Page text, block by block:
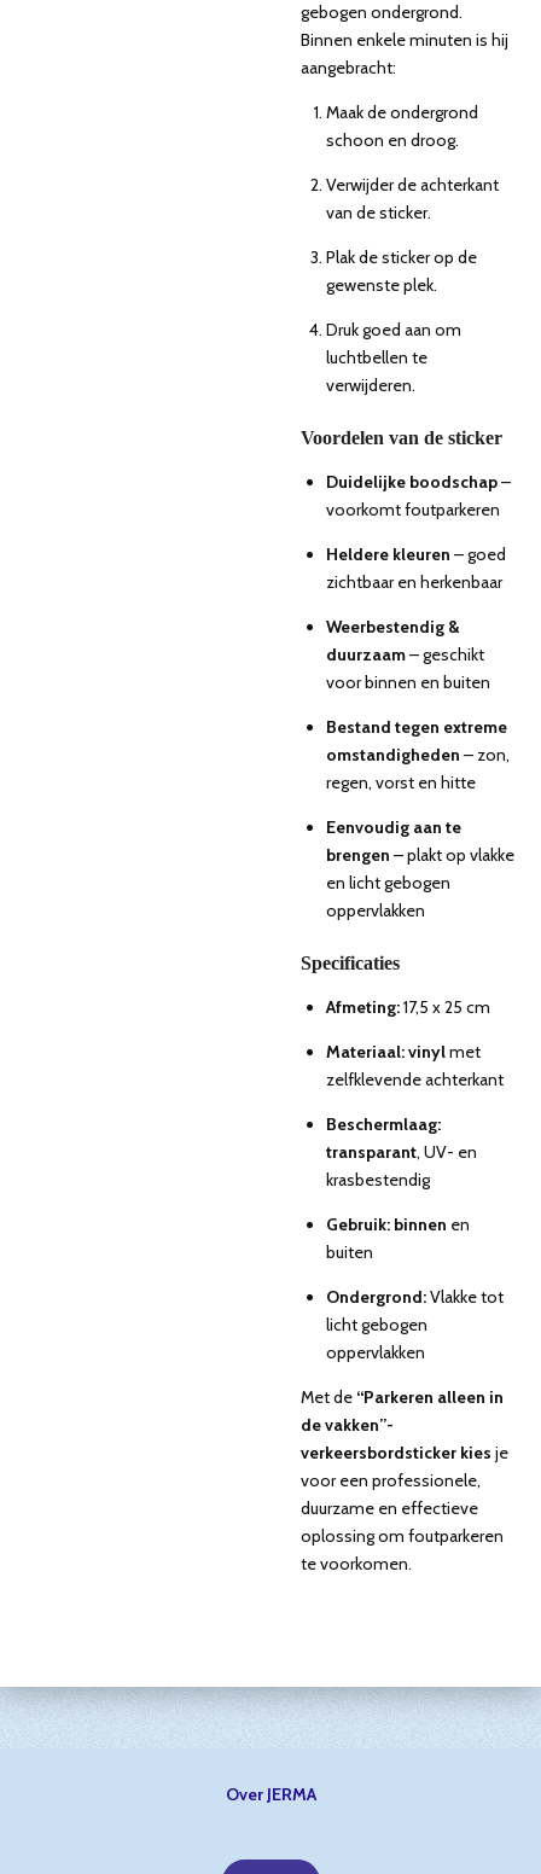
gebogen ondergrond.
Binnen enkele minuten is hij
aangebracht:
Maak de ondergrond
schoon en droog.
Verwijder de achterkant
van de sticker.
Plak de sticker op de
gewenste plek.
Druk goed aan om
luchtbellen te
verwijderen.
Voordelen van de sticker
Duidelijke boodschap–
voorkomt foutparkeren
Heldere kleuren – goed
zichtbaar en herkenbaar
Weerbestendig &
duurzaam– geschikt
voor binnen en buiten
Bestand tegen extreme
omstandigheden – zon,
regen, vorst en hitte
Eenvoudig aan te
brengen – plakt op vlakke
en licht gebogen
oppervlakken
Specificaties
Afmeting:17,5 x 25 cm
Materiaal: vinylmet
zelfklevende achterkant
Beschermlaag:
transparant, UV- en
krasbestendig
Gebruik: binnen en
buiten
Ondergrond:Vlakke tot
licht gebogen
oppervlakken
Met de “Parkeren alleen in
de vakken”-
verkeersbordsticker kies je
voor een professionele,
duurzame en effectieve
oplossing om foutparkeren
te voorkomen.
Over JERMA